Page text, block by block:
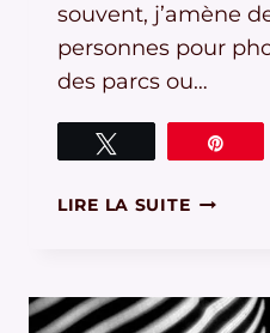
souvent, j’amène
personnes pour
des parcs ou…
LIRE LA SUITE